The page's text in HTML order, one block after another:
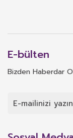
E-bülten
Bizden Haberdar